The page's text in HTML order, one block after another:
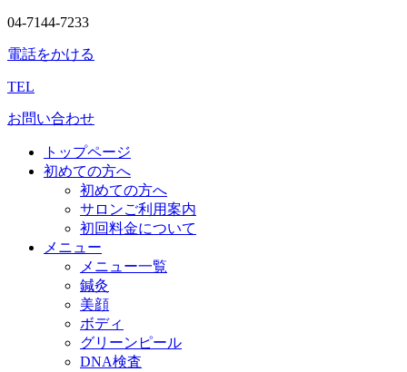
04-7144-7233
電話をかける
TEL
お問い合わせ
トップページ
初めての方へ
初めての方へ
サロンご利用案内
初回料金について
メニュー
メニュー一覧
鍼灸
美顔
ボディ
グリーンピール
DNA検査